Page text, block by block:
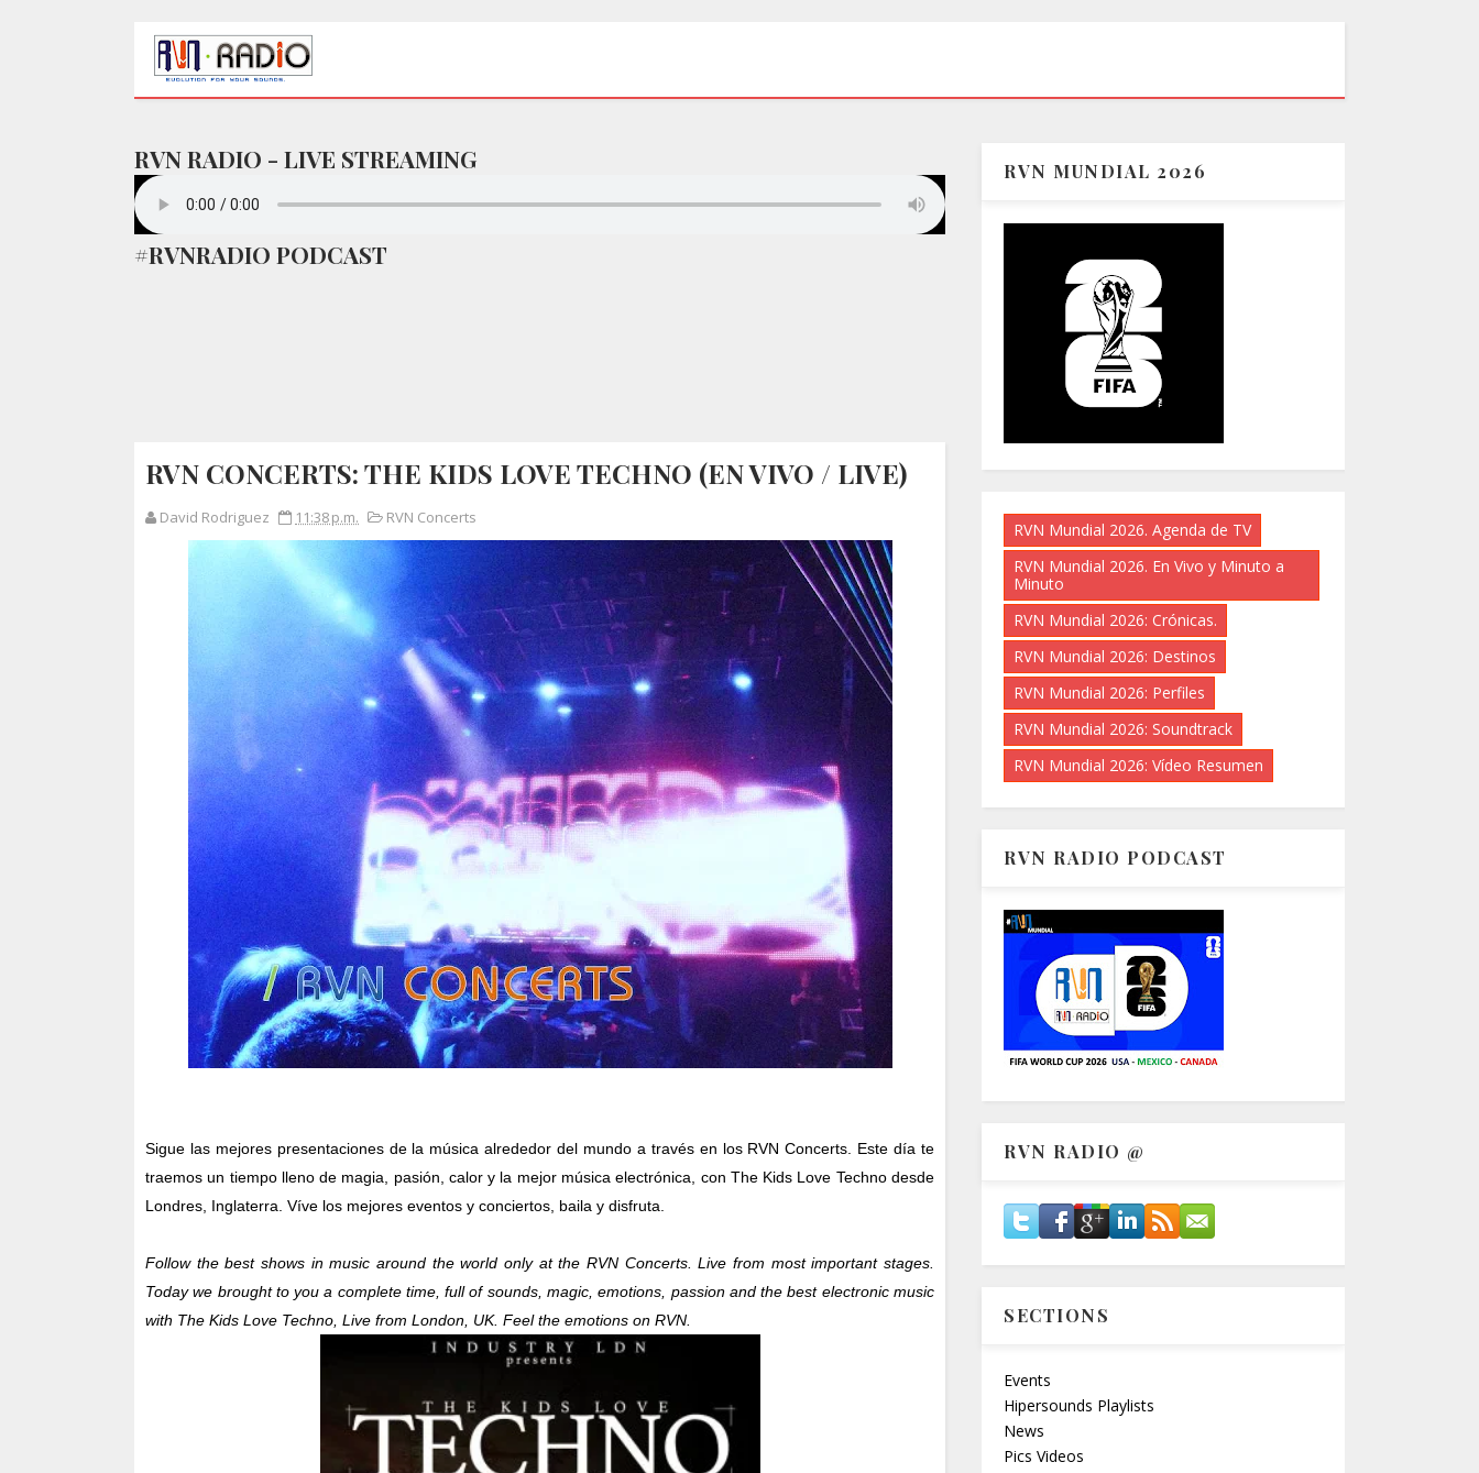
RVN RADIO - LIVE STREAMING
#RVNRADIO PODCAST
RVN CONCERTS: THE KIDS LOVE TECHNO (EN VIVO / LIVE)
David Rodriguez 11:38 p.m. RVN Concerts
Sigue las mejores presentaciones de la música alrededor del mundo a través en los RVN Concerts . Estedía te
traemos un tiempo lleno de magia, pasión, calor y la mejor música electrónica, con The Kids Love Technodesde
Londres, Inglaterra . Víve los mejores eventos y conciertos, baila y disfruta.
Follow the best shows in music around the world only at the RVN Concerts. Live from most important stages.
Todaywe brought to you a complete time, full of sounds, magic, emotions, passion and the best electronic music
with The Kids Love Techno Live from London, UK. Feel the emotions on RVN.
RVN MUNDIAL 2026
RVN Mundial 2026. Agenda de TV
RVN Mundial 2026. En Vivo y Minuto a
Minuto
RVN Mundial 2026: Crónicas.
RVN Mundial 2026: Destinos
RVN Mundial 2026: Perfiles
RVN Mundial 2026: Soundtrack
RVN Mundial 2026: Vídeo Resumen
RVN RADIO PODCAST
RVN RADIO @
SECTIONS
Events
Hipersounds Playlists
News
Pics Videos